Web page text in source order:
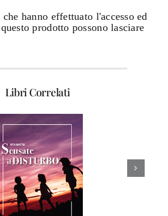
hanno effettuato l'accesso ed
prodotto possono lasciare
Libri Correlati